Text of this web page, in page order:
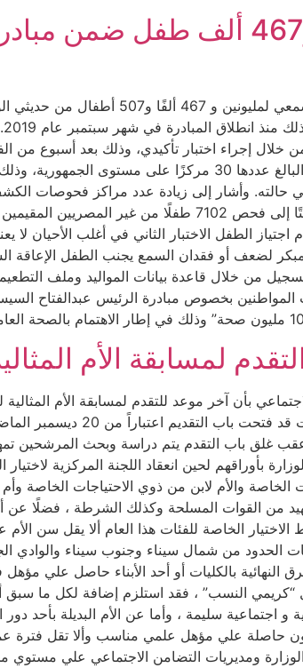
الصحة: فحص مليونين و467
أعلنت وزارة الصحة والسكان،
الاختبار الثاني إلى مستشفيات ومراكز الإحالة والبالغ
وحدة صحية في جميع محافظات الجمهورية، لافتًا
الطفل الاختبار الثاني في أغلب الأحيان
لضعف أو فقدان السمع يجنب الطفل الإعاقة
من خلال قاعدة بيانات المواليد وملف
بخصوص مبادرة الرئيس عبدالفتاح
الأم المثالية لعام 2022
غلق باب التقدم يتم دراسة وبحث المرشحين
بأوراقهم لحين انعقاد اللجنة المركزية
الخاصة والأم لابن من ذوي الاحتياجات
من القوات المسلحة وكذلك الشرطة ، فضلًا عن
بالكليات أو أحد الأبناء حاصل علي
“كريمي النسب” ، فقد استلزم إضافة لكل
و اجتماعية سليمة ، وأما عن الأم البديلة
ومديريات التضامن الاجتماعي علي مستوي